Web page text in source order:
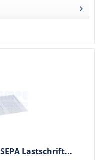
Lastschrift...